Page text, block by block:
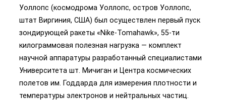
Уоллопс (космодрома Уоллопс, остров Уоллопс,
штат Виргиния, США) был осуществлен первый пуск
зондирующей ракеты «Nike-Tomahawk», 55-ти
килограммовая полезная нагрузка — комплект
научной аппаратуры разработанный специалистами
Университета шт. Мичиган и Центра космических
полетов им. Годдарда для измерения плотности и
температуры электронов и нейтральных частиц.